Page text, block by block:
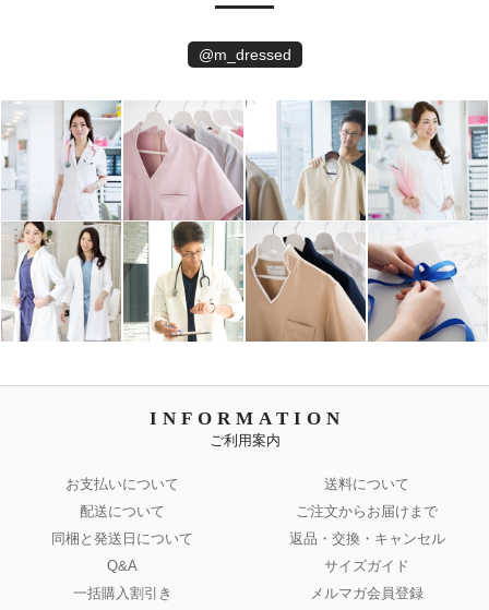
@m_dressed
INFORMATION
ご利用案内
お支払いについて
送料について
配送について
ご注文からお届けまで
同梱と発送日について
返品・交換・キャンセル
Q&A
サイズガイド
一括購入割引き
メルマガ会員登録